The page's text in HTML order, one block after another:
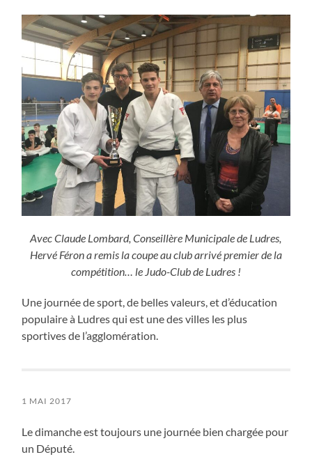
Avec Claude Lombard, Conseillère Municipale de Ludres,
Hervé Féron a remis la coupe au club arrivé premier de la
compétition… le Judo-Club de Ludres !
Une journée de sport, de belles valeurs, et d’éducation
populaire à Ludres qui est une des villes les plus
sportives de l’agglomération.
1 MAI 2017
Le dimanche est toujours une journée bien chargée pour
un Député.